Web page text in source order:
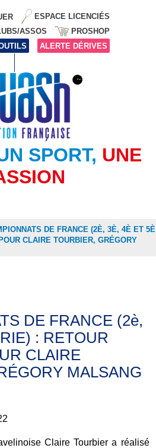
ESPACE LICENCIÉS
ASSOS
PROSHOP
ALERTE DÉRIVES
SPORT, UNE
DE FRANCE (2È, 3È, 4È ET 5È
CLAIRE TOURBIER, GRÉGORY
DE FRANCE (2è,
: RETOUR
CLAIRE
MALSANG
Claire Tourbier a réalisé